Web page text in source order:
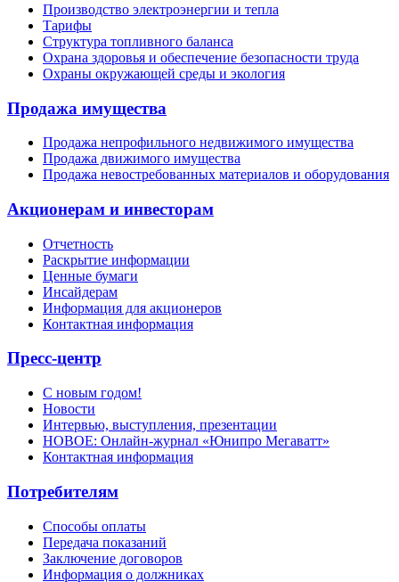
Производство электроэнергии и тепла
Тарифы
Структура топливного баланса
Охрана здоровья и обеспечение безопасности труда
Охраны окружающей среды и экология
Продажа имущества
Продажа непрофильного недвижимого имущества
Продажа движимого имущества
Продажа невостребованных материалов и оборудования
Акционерам и инвесторам
Отчетность
Раскрытие информации
Ценные бумаги
Инсайдерам
Информация для акционеров
Контактная информация
Пресс-центр
С новым годом!
Новости
Интервью, выступления, презентации
НОВОЕ: Онлайн-журнал «Юнипро Мегаватт»
Контактная информация
Потребителям
Способы оплаты
Передача показаний
Заключение договоров
Информация о должниках